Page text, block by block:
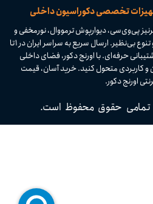
تخصصی دکوراسیون داخلی
پی‌وی‌سی، دیوارپوش ترمووال، نورمخفی و
ابزارهای دکوراسیون داخلی با کیفیت بالا و تنوع بی‌نظیر. ارسال سریع به سراسر ایران در ۱ تا
حرفه‌ای. با اورنج دکور، فضای داخلی
و کاربردی متحول کنید. خرید آسان، قیمت
اورنج دکور.​​​​​​​
حقوق محفوظ است.​​​​​​​